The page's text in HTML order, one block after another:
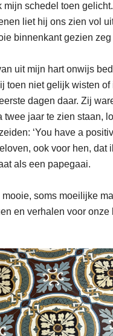
mijn schedel toen
liet hij ons zien vol
binnenkant gezien zeg
uit mijn hart onwijs
toen niet gelijk wisten of
dagen daar. Zij
twee jaar te zien staan,
‘You have a
ook voor hen, dat
als een papegaai.
soms moeilijke
en verhalen voor onze